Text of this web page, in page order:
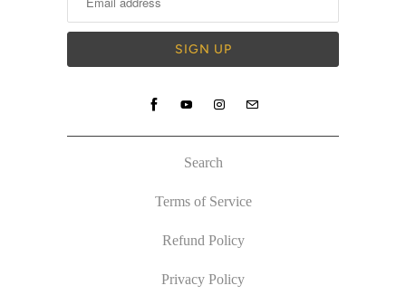
Search
Terms of Service
Refund Policy
Privacy Policy